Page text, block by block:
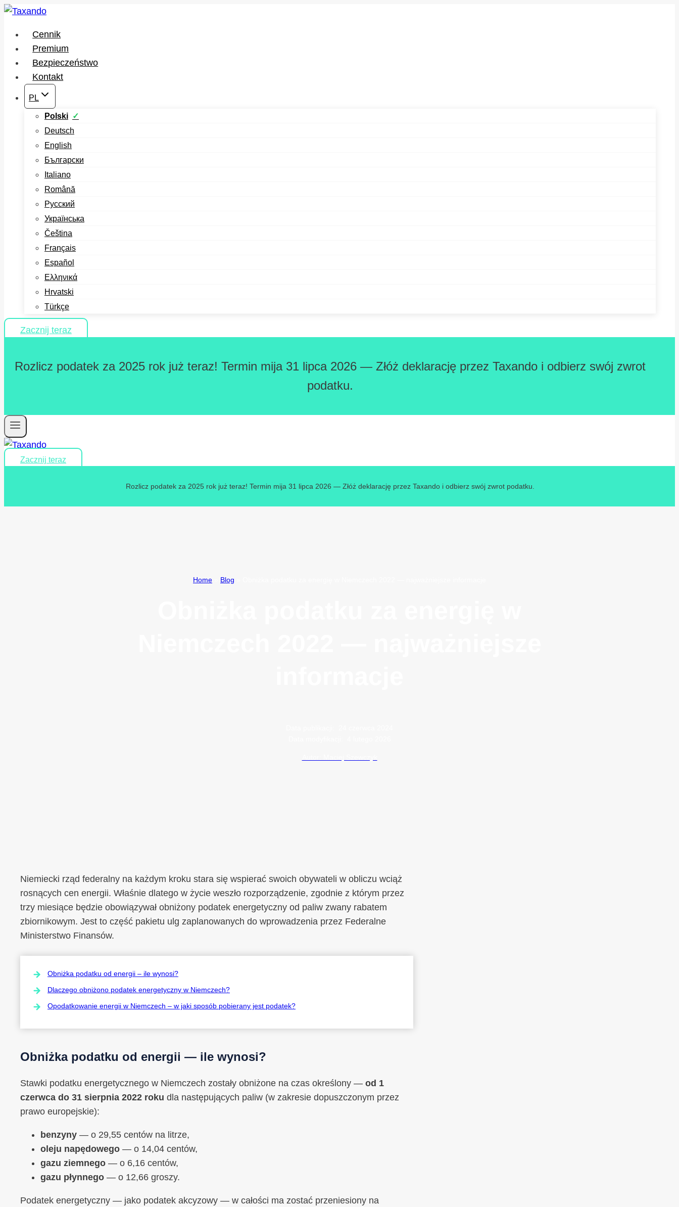
Przejdź
treści
Cennik
Premium
Bezpieczeństwo
Kontakt
PL
Polski
Deutsch
English
Български
Italiano
Română
Русский
Українська
Čeština
Français
Español
Ελληνικά
Hrvatski
Türkçe
Zacznij teraz
Rozlicz podatek za 2025 rok już teraz! Termin mija 31 lipca 2026 — Złóż deklarację przez Taxando i odbierz swój zwrot
podatku.
Zacznij teraz
Rozlicz podatek za 2025 rok już teraz! Termin mija 31 lipca 2026 — Złóż deklarację przez Taxando i odbierz swój zwrot podatku.
Home Blog
Niemiecki rząd federalny na każdym kroku stara się wspierać swoich obywateli w obliczu wciąż
rosnących cen energii. Właśnie dlatego w życie weszło rozporządzenie, zgodnie z którym przez
trzy miesiące będzie obowiązywał obniżony podatek energetyczny od paliw zwany rabatem
zbiornikowym. Jest to część pakietu ulg zaplanowanych do wprowadzenia przez Federalne
Ministerstwo Finansów.
Obniżka podatku od energii – ile wynosi?
Dlaczego obniżono podatek energetyczny w Niemczech?
Opodatkowanie energii w Niemczech – w jaki sposób pobierany jest podatek?
Obniżka podatku od energii — ile wynosi?
Stawki podatku energetycznego w Niemczech zostały obniżone na czas określony — od 1
czerwca do 31 sierpnia 2022 roku dla następujących paliw (w zakresie dopuszczonym przez
prawo europejskie):
benzyny — o 29,55 centów na litrze,
oleju napędowego — o 14,04 centów,
gazu ziemnego — o 6,16 centów,
gazu płynnego — o 12,66 groszy.
Podatek energetyczny — jako podatek akcyzowy — w całości ma zostać przeniesiony na